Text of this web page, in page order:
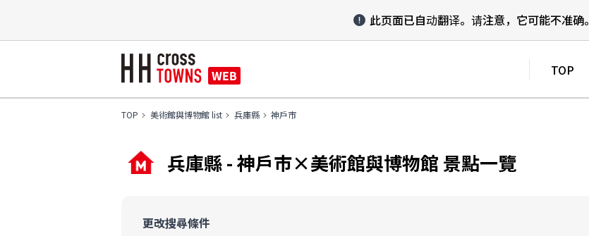
此页面已自动翻译。 请注意，它可能不准确。
TOP
TOP 美術館與博物館 list 兵庫縣 神戶市
兵庫縣 - 神戶市×美術館與博物館 景點一覽
更改搜尋條件